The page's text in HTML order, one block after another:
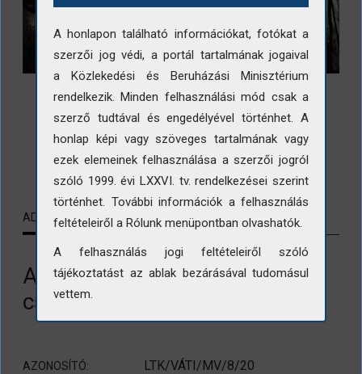
LETÖLTÉS
ADATLAP KAPCSOLÓDÓ TARTALMAK
A békési Fehér-Körös
csatornája
AZONOSÍTÓ: LTK/VÁTI/MV/8/20
A honlapon található információkat, fotókat a
szerzői jog védi, a portál tartalmának jogaival
a Közlekedési és Beruházási Minisztérium
rendelkezik. Minden felhasználási mód csak a
szerző tudtával és engedélyével történhet. A
honlap képi vagy szöveges tartalmának vagy
ezek elemeinek felhasználása a szerzői jogról
szóló 1999. évi LXXVI. tv. rendelkezései szerint
történhet. További információk a felhasználás
feltételeiről a Rólunk menüpontban olvashatók.
A felhasználás jogi feltételeiről szóló
tájékoztatást az ablak bezárásával tudomásul
vettem.